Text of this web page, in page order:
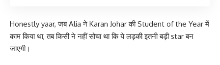
Honestly yaar, जब Alia ने Karan Johar की Student of the Year में
काम किया था, तब किसी ने नहीं सोचा था कि ये लड़की इतनी बड़ी star बन
जाएगी।